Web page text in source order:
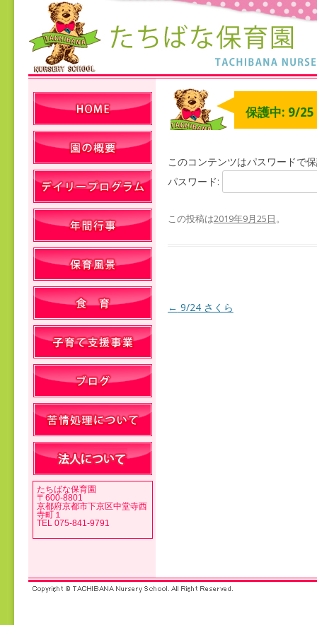
保護中: 9/25
このコンテンツはパスワードで
パスワード:
この投稿は2019年9月25日。
投稿ナビゲーション
← 9/24 さくら
たちばな保育園
〒600-8801
京都府京都市下京区中堂寺西
寺町１
TEL 075-841-9791